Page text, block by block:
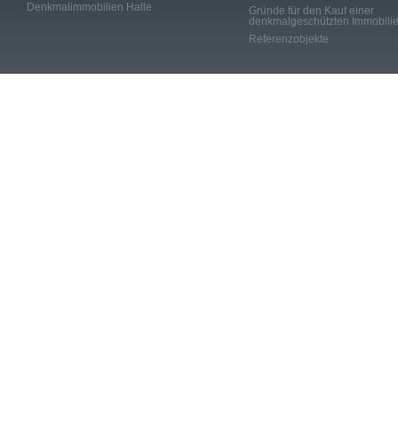
Denkmalimmobilien Halle
Gründe für den Kauf einer
denkmalgeschützten Immobilie
Referenzobjekte